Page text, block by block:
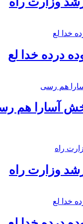
درده خدا لع
بخش آسارا هم
وزارت راه